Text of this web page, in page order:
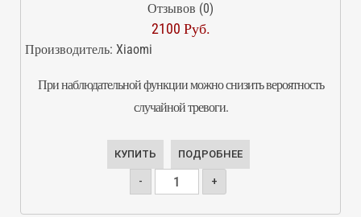
Отзывов (0)
2100 Руб.
Производитель: Xiaomi
При наблюдательной функции можно снизить вероятность
случайной тревоги.
КУПИТЬ ПОДРОБНЕЕ
- +